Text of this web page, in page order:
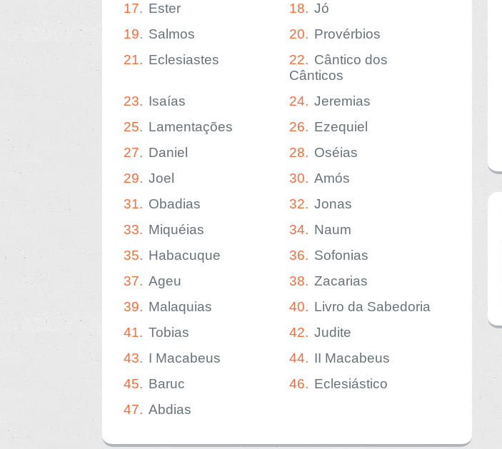
17. Ester 18. Jó
19. Salmos 20. Provérbios
21. Eclesiastes 22. Cântico dos
Cânticos
23. Isaías 24. Jeremias
25. Lamentações 26. Ezequiel
27. Daniel 28. Oséias
29. Joel 30. Amós
31. Obadias 32. Jonas
33. Miquéias 34. Naum
35. Habacuque 36. Sofonias
37. Ageu 38. Zacarias
39. Malaquias 40. Livro da Sabedoria
41. Tobias 42. Judite
43. I Macabeus 44. II Macabeus
45. Baruc 46. Eclesiástico
47. Abdias